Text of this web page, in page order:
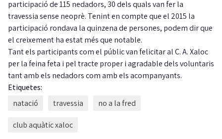
participació de 115 nedadors, 30 dels quals van fer la
travessia sense neoprè. Tenint en compte que el 2015 la
participació rondava la quinzena de persones, podem dir que
el creixement ha estat més que notable.
Tant els participants com el públic van felicitar al C. A. Xaloc
per la feina feta i pel tracte proper i agradable dels voluntaris
tant amb els nedadors com amb els acompanyants.
Etiquetes:
natació
travessia no a la fred
club aquàtic xaloc